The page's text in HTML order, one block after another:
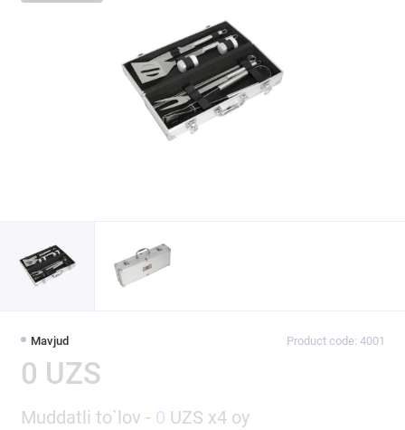
Mavjud Product code: 4001
0 UZS
Muddatli to`lov - 0 UZS x4 oy